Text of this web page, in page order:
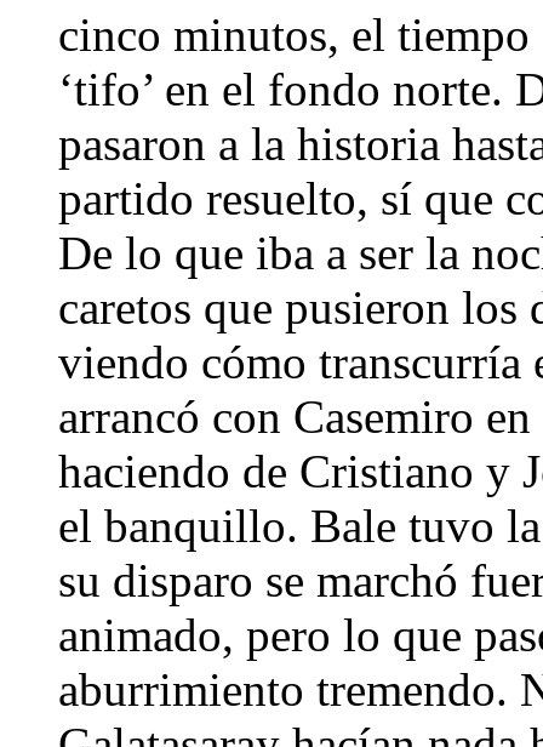
cinco minutos, el tiempo
‘tifo’ en el fondo norte.
pasaron a la historia
partido resuelto, sí que
De lo que iba a ser la
caretos que pusieron los
viendo cómo transcurría
arrancó con Casemiro
haciendo de Cristiano y
el banquillo. Bale tuvo
su disparo se marchó
animado, pero lo que
aburrimiento tremendo.